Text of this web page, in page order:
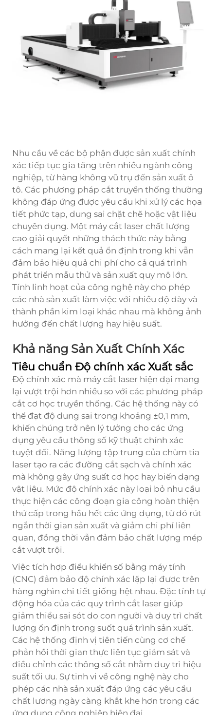
Nhu cầu về các bộ phận được sản xuất chính
xác tiếp tục gia tăng trên nhiều ngành công
nghiệp, từ hàng không vũ trụ đến sản xuất ô
tô. Các phương pháp cắt truyền thống thường
không đáp ứng được yêu cầu khi xử lý các họa
tiết phức tạp, dung sai chặt chẽ hoặc vật liệu
chuyên dụng. Một máy cắt laser chất lượng
cao giải quyết những thách thức này bằng
cách mang lại kết quả ổn định trong khi vẫn
đảm bảo hiệu quả chi phí cho cả quá trình
phát triển mẫu thử và sản xuất quy mô lớn.
Tính linh hoạt của công nghệ này cho phép
các nhà sản xuất làm việc với nhiều độ dày và
thành phần kim loại khác nhau mà không ảnh
hưởng đến chất lượng hay hiệu suất.
Khả năng Sản Xuất Chính Xác
Tiêu chuẩn Độ chính xác Xuất sắc
Độ chính xác mà máy cắt laser hiện đại mang
lại vượt trội hơn nhiều so với các phương pháp
cắt cơ học truyền thống. Các hệ thống này có
thể đạt độ dung sai trong khoảng ±0,1 mm,
khiến chúng trở nên lý tưởng cho các ứng
dụng yêu cầu thông số kỹ thuật chính xác
tuyệt đối. Năng lượng tập trung của chùm tia
laser tạo ra các đường cắt sạch và chính xác
mà không gây ứng suất cơ học hay biến dạng
vật liệu. Mức độ chính xác này loại bỏ nhu cầu
thực hiện các công đoạn gia công hoàn thiện
thứ cấp trong hầu hết các ứng dụng, từ đó rút
ngắn thời gian sản xuất và giảm chi phí liên
quan, đồng thời vẫn đảm bảo chất lượng mép
cắt vượt trội.
Việc tích hợp điều khiển số bằng máy tính
(CNC) đảm bảo độ chính xác lặp lại được trên
hàng nghìn chi tiết giống hệt nhau. Đặc tính tự
động hóa của các quy trình cắt laser giúp
giảm thiểu sai sót do con người và duy trì chất
lượng ổn định trong suốt quá trình sản xuất.
Các hệ thống định vị tiên tiến cùng cơ chế
phản hồi thời gian thực liên tục giám sát và
điều chỉnh các thông số cắt nhằm duy trì hiệu
suất tối ưu. Sự tinh vi về công nghệ này cho
phép các nhà sản xuất đáp ứng các yêu cầu
chất lượng ngày càng khắt khe hơn trong các
ứng dụng công nghiệp hiện đại.